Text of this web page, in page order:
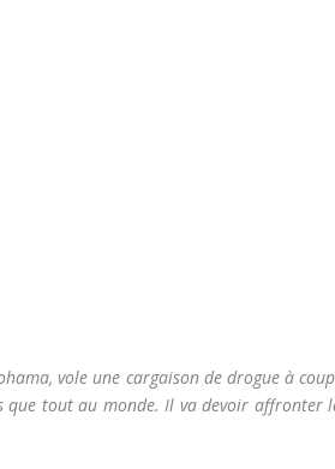
vole une cargaison de drogue à
que tout au monde. Il va devoir affronter